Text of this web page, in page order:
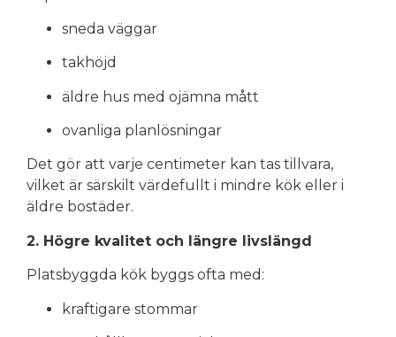
sneda väggar
takhöjd
äldre hus med ojämna mått
ovanliga planlösningar
Det gör att varje centimeter kan tas tillvara,
vilket är särskilt värdefullt i mindre kök eller i
äldre bostäder.
2. Högre kvalitet och längre livslängd
Platsbyggda kök byggs ofta med:
kraftigare stommar